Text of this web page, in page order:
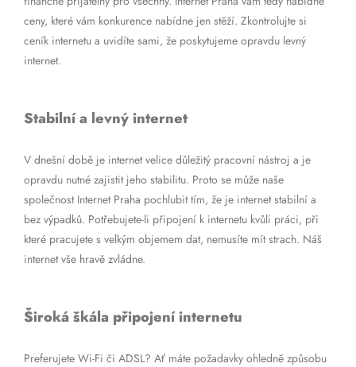
ceny, které vám konkurence nabídne jen stěží. Zkontrolujte si
ceník internetu a uvidíte sami, že poskytujeme opravdu levný
internet.
Stabilní a levný internet
V dnešní době je internet velice důležitý pracovní nástroj a je
opravdu nutné zajistit jeho stabilitu. Proto se může naše
společnost Internet Praha pochlubit tím, že je internet stabilní a
bez výpadků. Potřebujete-li připojení k internetu kvůli práci, při
které pracujete s velkým objemem dat, nemusíte mít strach. Náš
internet vše hravě zvládne.
Široká škála připojení internetu
Preferujete Wi-Fi či ADSL? Ať máte požadavky ohledně způsobu